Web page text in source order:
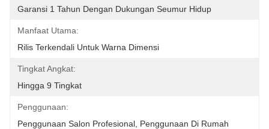
Garansi 1 Tahun Dengan Dukungan Seumur Hidup
Manfaat Utama:
Rilis Terkendali Untuk Warna Dimensi
Tingkat Angkat:
Hingga 9 Tingkat
Penggunaan:
Penggunaan Salon Profesional, Penggunaan Di Rumah